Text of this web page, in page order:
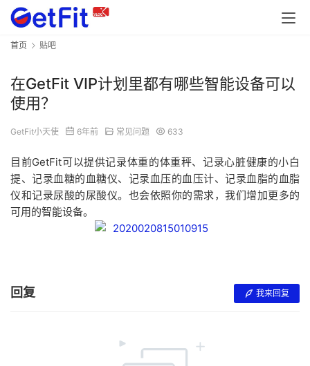
首页 贴吧
在GetFit VIP计划里都有哪些智能设备可以
使用？
GetFit小天使 6年前 常见问题 633
目前GetFit可以提供记录体重的体重秤、记录心脏健康的小白
提、记录血糖的血糖仪、记录血压的血压计、记录血脂的血脂
仪和记录尿酸的尿酸仪。也会依照你的需求，我们增加更多的
可用的智能设备。
回复 我来回复